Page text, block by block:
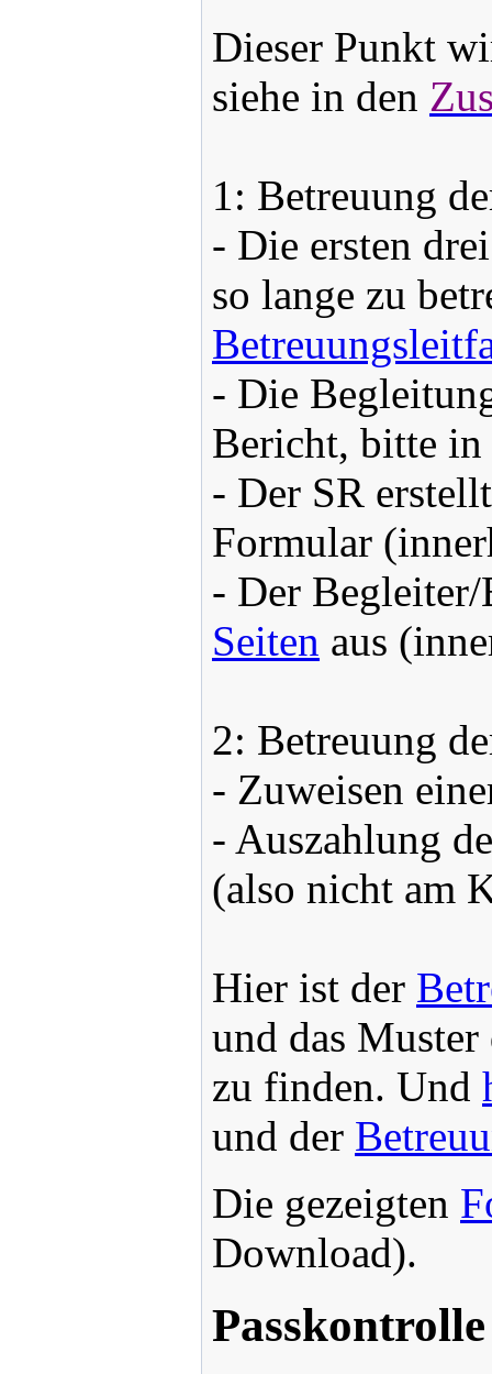
Dieser Punkt
siehe in den
1: Betreuung
- Die ersten
so lange zu
- Die
Bericht, bitte in
- Der SR
Formular
- Der
Seiten aus
2: Betreuung
- Zuweisen
- Auszahlung
(also nicht am
Hier ist der
und das
zu finden. Und
und der
Die gezeigten
Download).